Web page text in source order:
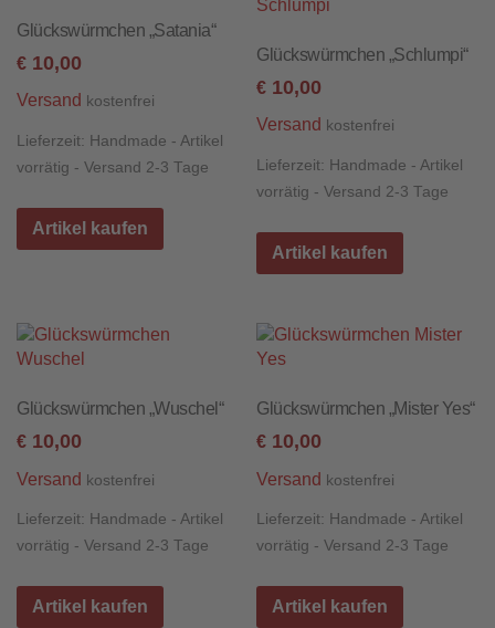
Glückswürmchen „Satania“
€ 10,00
Versand kostenfrei
Lieferzeit: Handmade - Artikel
vorrätig - Versand 2-3 Tage
Artikel kaufen
Glückswürmchen „Schlumpi“
€ 10,00
Versand kostenfrei
Lieferzeit: Handmade - Artikel
vorrätig - Versand 2-3 Tage
Artikel kaufen
Glückswürmchen „Wuschel“
€ 10,00
Versand kostenfrei
Lieferzeit: Handmade - Artikel
vorrätig - Versand 2-3 Tage
Artikel kaufen
Glückswürmchen „Mister Yes“
€ 10,00
Versand kostenfrei
Lieferzeit: Handmade - Artikel
vorrätig - Versand 2-3 Tage
Artikel kaufen